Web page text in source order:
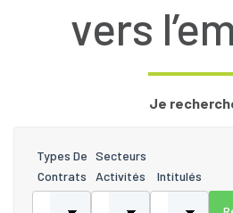
vers
Je
Types De
Contrats
Secteurs
Activités
Intitulés